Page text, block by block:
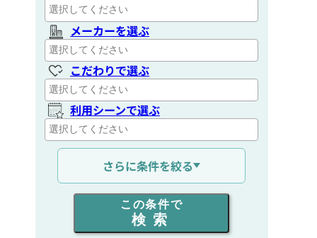
メーカーを選ぶ
こだわりで選ぶ
利用シーンで選ぶ
通信距離を選ぶ
出力を選ぶ
同時通話人数を選ぶ
さらに条件を絞る
この条件で
検索